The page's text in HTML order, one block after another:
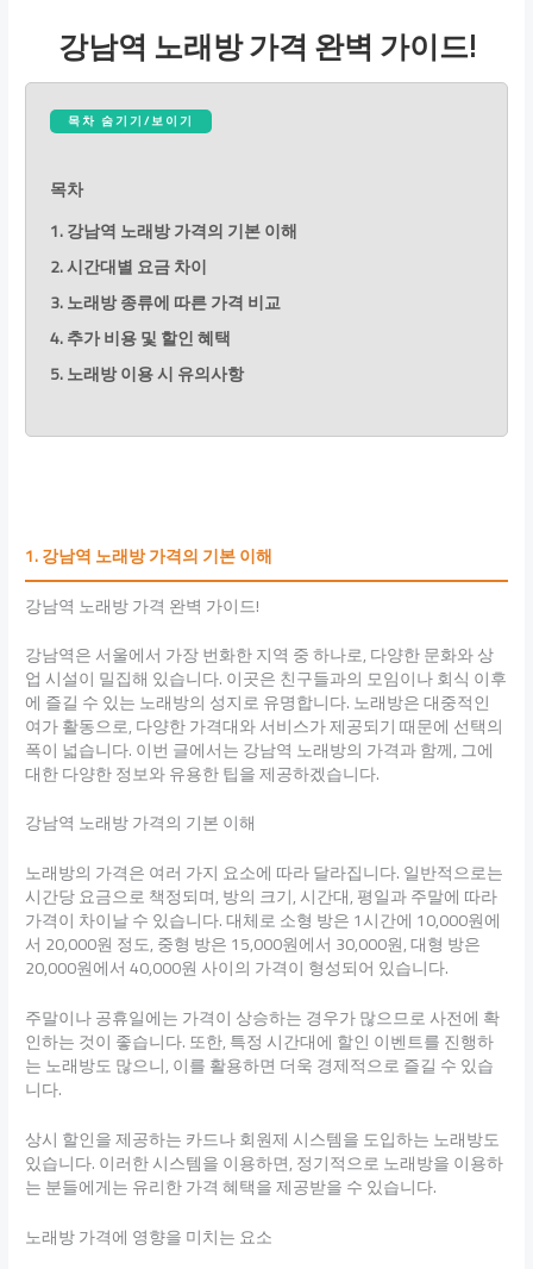
강남역 노래방 가격 완벽 가이드!
목차 숨기기/보이기
목차
1. 강남역 노래방 가격의 기본 이해
2. 시간대별 요금 차이
3. 노래방 종류에 따른 가격 비교
4. 추가 비용 및 할인 혜택
5. 노래방 이용 시 유의사항
1. 강남역 노래방 가격의 기본 이해
강남역 노래방 가격 완벽 가이드!
강남역은 서울에서 가장 번화한 지역 중 하나로, 다양한 문화와 상
업 시설이 밀집해 있습니다. 이곳은 친구들과의 모임이나 회식 이후
에 즐길 수 있는 노래방의 성지로 유명합니다. 노래방은 대중적인
여가 활동으로, 다양한 가격대와 서비스가 제공되기 때문에 선택의
폭이 넓습니다. 이번 글에서는 강남역 노래방의 가격과 함께, 그에
대한 다양한 정보와 유용한 팁을 제공하겠습니다.
강남역 노래방 가격의 기본 이해
노래방의 가격은 여러 가지 요소에 따라 달라집니다. 일반적으로는
시간당 요금으로 책정되며, 방의 크기, 시간대, 평일과 주말에 따라
가격이 차이날 수 있습니다. 대체로 소형 방은 1시간에 10,000원에
서 20,000원 정도, 중형 방은 15,000원에서 30,000원, 대형 방은
20,000원에서 40,000원 사이의 가격이 형성되어 있습니다.
주말이나 공휴일에는 가격이 상승하는 경우가 많으므로 사전에 확
인하는 것이 좋습니다. 또한, 특정 시간대에 할인 이벤트를 진행하
는 노래방도 많으니, 이를 활용하면 더욱 경제적으로 즐길 수 있습
니다.
상시 할인을 제공하는 카드나 회원제 시스템을 도입하는 노래방도
있습니다. 이러한 시스템을 이용하면, 정기적으로 노래방을 이용하
는 분들에게는 유리한 가격 혜택을 제공받을 수 있습니다.
노래방 가격에 영향을 미치는 요소